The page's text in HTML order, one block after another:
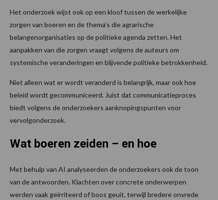
Het onderzoek wijst ook op een kloof tussen de werkelijke
zorgen van boeren en de thema’s die agrarische
belangenorganisaties op de politieke agenda zetten. Het
aanpakken van die zorgen vraagt volgens de auteurs om
systemische veranderingen en blijvende politieke betrokkenheid.
Niet alleen wat er wordt veranderd is belangrijk, maar ook hoe
beleid wordt gecommuniceerd. Juist dat communicatieproces
biedt volgens de onderzoekers aanknopingspunten voor
vervolgonderzoek.
Wat boeren zeiden – en hoe
Met behulp van AI analyseerden de onderzoekers ook de toon
van de antwoorden. Klachten over concrete onderwerpen
werden vaak geïrriteerd of boos geuit, terwijl bredere onvrede